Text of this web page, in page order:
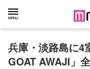
兵庫・淡路島に4
GOAT AWAJI」